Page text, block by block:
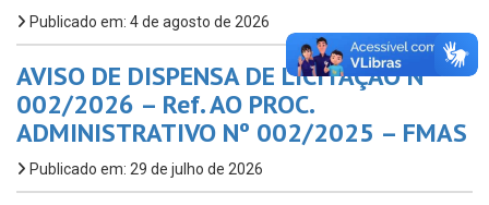
Publicado em: 4 de agosto de 2026
AVISO DE DISPENSA DE LICITAÇÃO Nº
002/2026 – Ref. AO PROC.
ADMINISTRATIVO Nº 002/2025 – FMAS
Publicado em: 29 de julho de 2026